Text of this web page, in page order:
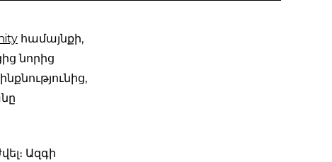
համայնքի,
նորից
Ազգի